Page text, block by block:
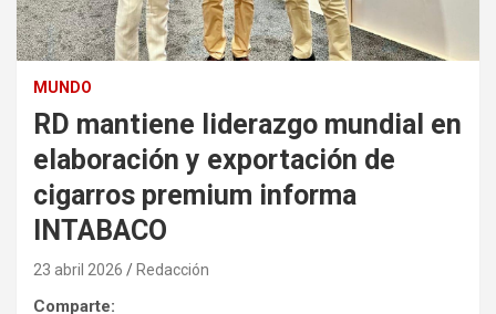
MUNDO
RD mantiene liderazgo mundial en
elaboración y exportación de
cigarros premium informa
INTABACO
23 abril 2026 Redacción
Comparte: